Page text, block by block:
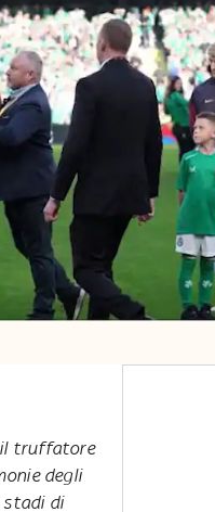
il truffatore
degli
stadi di